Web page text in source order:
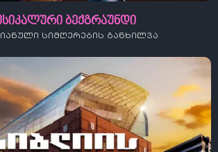
ბექგრაუნდი
სიმღერების განხილვა